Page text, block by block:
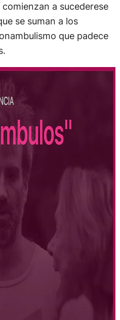
a sucederese
se suman a los
que padece